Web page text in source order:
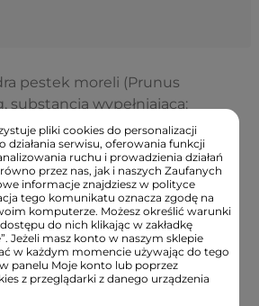
pestek moreli (Prunus
substancja wypełniająca:
przeciwzbrylające: sole
tłuszczowych i dwutlenek
żelatyna.
popić wodą.
pliki cookies do personalizacji
działania serwisu, oferowania funkcji
ruchu i prowadzienia działań
przez nas, jak i naszych Zaufanych
informacje znajdziesz w polityce
tego komunikatu oznacza zgodę na
komputerze. Możesz określić warunki
do nich klikając w zakładkę
Jeżeli masz konto w naszym sklepie
w każdym momencie używając do tego
panelu Moje konto lub poprzez
z przeglądarki z danego urządzenia